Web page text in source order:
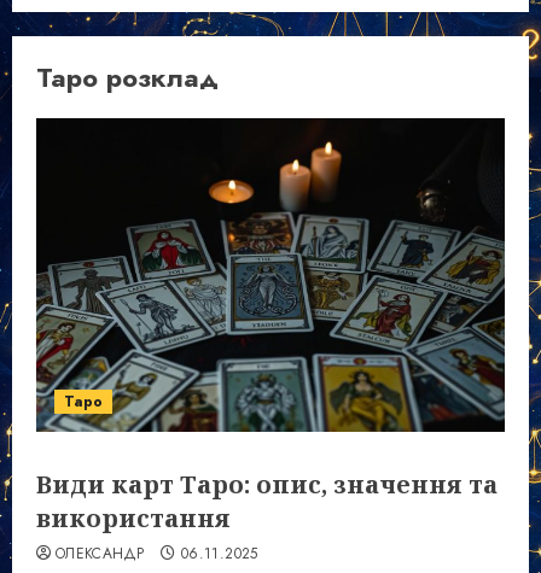
Таро розклад
Таро
Види карт Таро: опис, значення та
використання
ОЛЕКСАНДР 06.11.2025